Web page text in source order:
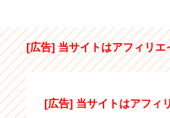
[広告] 当サイトはアフィリ
[広告] 当サイトはアフィ